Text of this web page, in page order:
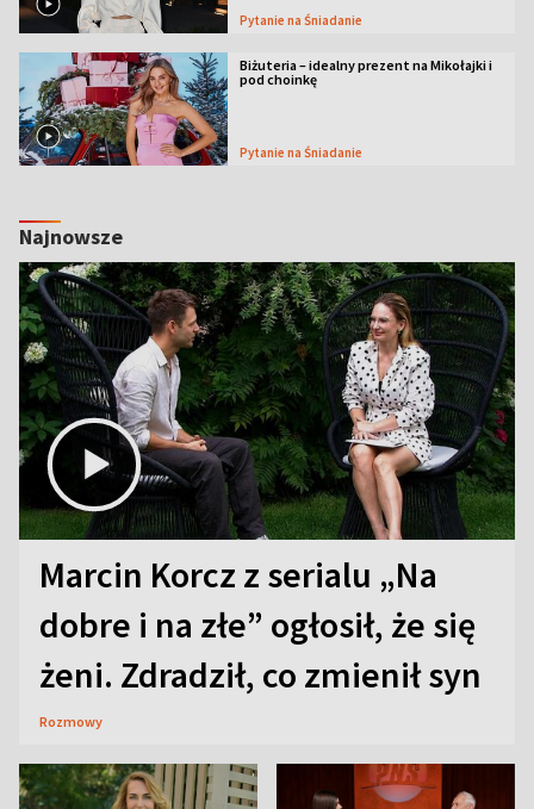
Pytanie na Śniadanie
Biżuteria – idealny prezent na Mikołajki i
pod choinkę
Pytanie na Śniadanie
Najnowsze
Marcin Korcz z serialu „Na
dobre i na złe” ogłosił, że się
żeni. Zdradził, co zmienił syn
Rozmowy